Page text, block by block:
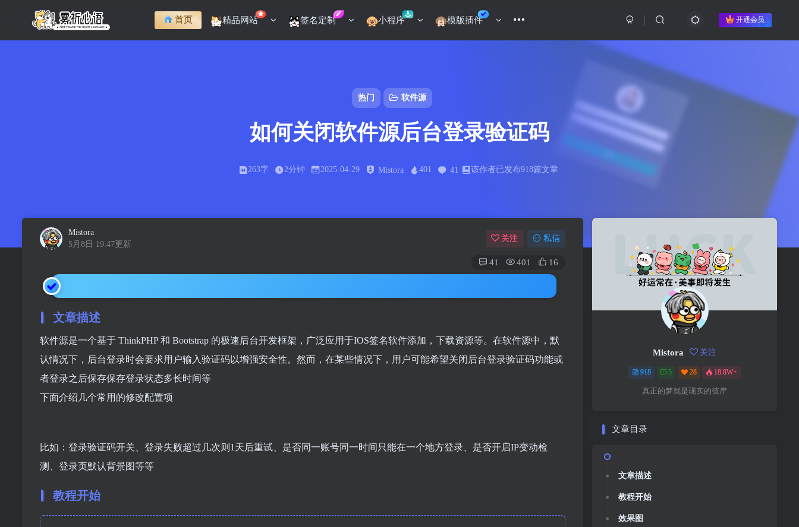
热门 软件源
如何关闭软件源后台登录验证码
263字 2分钟 2025-04-29 Mistora 401 41 该作者已发布918篇文章
首页 精品网站 签名定制 小程序 模版插件 开通会员
Mistora
5月8日 19:47更新
关注 私信
41 401 16
文章描述
软件源是一个基于 ThinkPHP 和 Bootstrap 的极速后台开发框架，广泛应用于IOS签名软件添加，下载资源等。在软件源中，默
认情况下，后台登录时会要求用户输入验证码以增强安全性。然而，在某些情况下，用户可能希望关闭后台登录验证码功能或
者登录之后保存保存登录状态多长时间等
下面介绍几个常用的修改配置项
比如：登录验证码开关、登录失败超过几次则1天后重试、是否同一账号同一时间只能在一个地方登录、是否开启IP变动检
测、登录页默认背景图等等
教程开始
Mistora 关注
918 5 28 18.8W+
真正的梦就是现实的彼岸
文章目录
文章描述
教程开始
效果图